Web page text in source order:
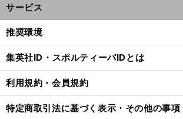
サービス
推奨環境
集英社ID・スポルティーバIDとは
利用規約・会員規約
特定商取引法に基づく表示・その他の事項